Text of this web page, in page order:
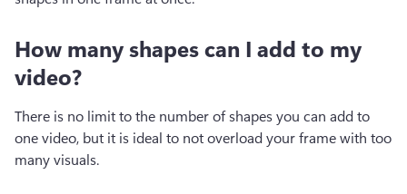
How many shapes can I add to my
video?
There is no limit to the number of shapes you can add to
one video, but it is ideal to not overload your frame with too
many visuals.